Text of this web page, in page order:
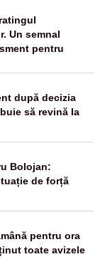
Un semnal
pentru
după decizia
să revină la
Bolojan:
de forță
pentru ora
toate avizele